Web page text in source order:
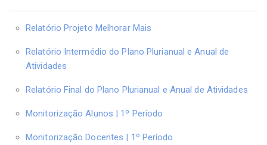
Relatório Projeto Melhorar Mais
Relatório Intermédio do Plano Plurianual e Anual de
Atividades
Relatório Final do Plano Plurianual e Anual de Atividades
Monitorização Alunos | 1º Período
Monitorização Docentes | 1º Período